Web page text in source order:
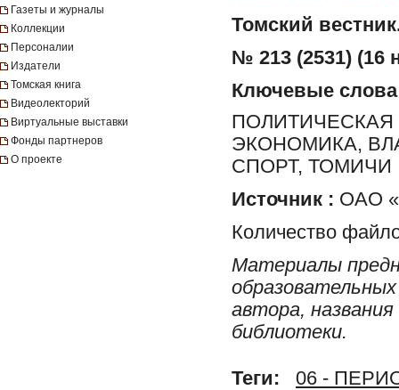
Газеты и журналы
Коллекции
Персоналии
Издатели
Томская книга
Видеолекторий
Виртуальные выставки
Фонды партнеров
О проекте
Томский
№ 213 (2531) (16
Ключевые слова
ЭКОНОМИКА,
СПОРТ, ТОМИЧИ
Источник : ОАО
Количество
Материалы
автора,
библиотеки.
Теги: 06 -